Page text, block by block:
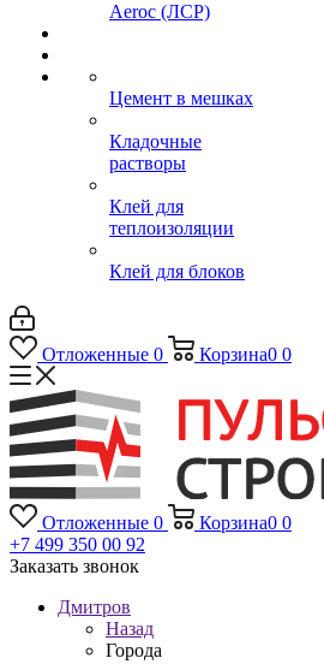
Aeroc (ЛСР)
Цемент в мешках
Кладочные
растворы
Клей для
теплоизоляции
Клей для блоков
Отложенные 0 Корзина0 0
Отложенные 0 Корзина0 0
+7 499 350 00 92
Заказать звонок
Дмитров
Назад
Города